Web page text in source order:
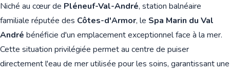
Niché au cœur de Pléneuf-Val-André, station balnéaire
familiale réputée des Côtes-d'Armor, le Spa Marin du Val
André bénéficie d'un emplacement exceptionnel face à la mer.
Cette situation privilégiée permet au centre de puiser
directement l'eau de mer utilisée pour les soins, garantissant une